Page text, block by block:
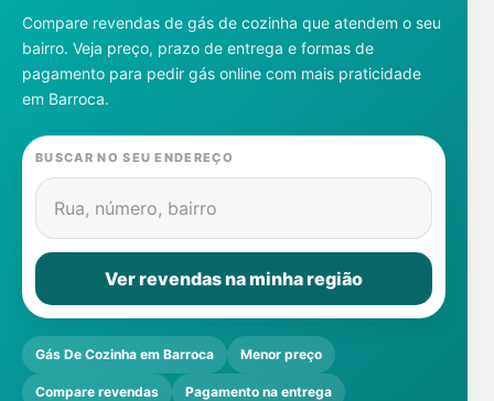
Notícias
Cadastre-se
Gás
Contatos
Compare revendas de gás de cozinha que atendem o seu
bairro. Veja preço, prazo de entrega e formas de
pagamento para pedir gás online com mais praticidade
em Barroca.
BUSCAR NO SEU ENDEREÇO
Rua, número, bairro
Ver revendas na minha região
Gás De Cozinha em Barroca Menor preço
Compare revendas Pagamento na entrega